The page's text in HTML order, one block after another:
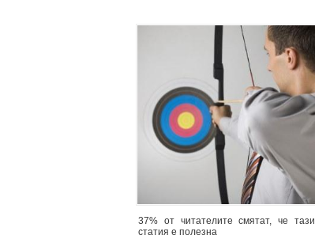
37% от читателите смятат, че тази
статия е полезна